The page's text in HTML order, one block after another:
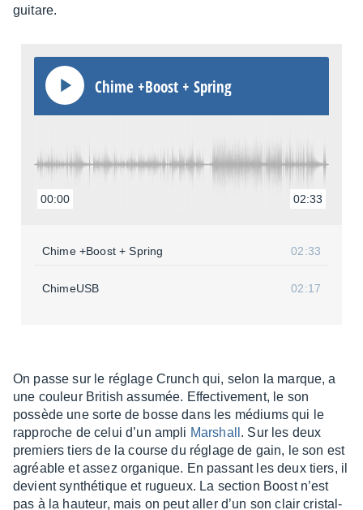
guitare.
Chime +Boost + Spring
00:00 02:33
Chime +Boost + Spring 02:33
ChimeUSB 02:17
On passe sur le réglage Crunch qui, selon la marque, a
une couleur British assu­mée. Effec­ti­ve­ment, le son
possède une sorte de bosse dans les médiums qui le
rapproche de celui d’un ampli Marshall . Sur les deux
premiers tiers de la course du réglage de gain, le son est
agréable et assez orga­nique. En passant les deux tiers, il
devient synthé­tique et rugueux. La section Boost n’est
pas à la hauteur, mais on peut aller d’un son clair cris­tal­